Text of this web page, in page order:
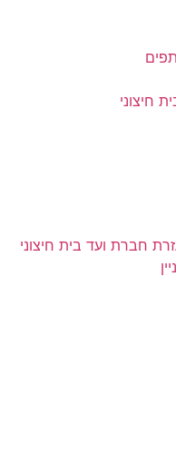
חיצוני
חברת ועד בית חיצוני